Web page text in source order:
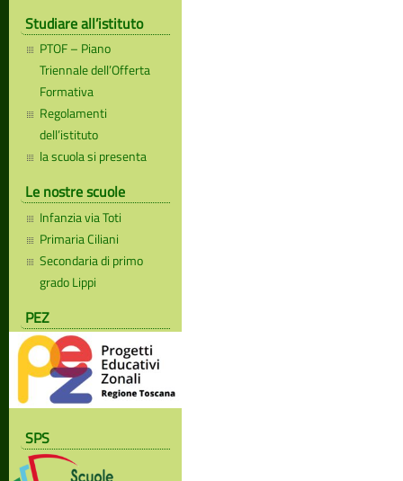
Studiare all’istituto
PTOF – Piano
Triennale dell’Offerta
Formativa
Regolamenti
dell’istituto
la scuola si presenta
Le nostre scuole
Infanzia via Toti
Primaria Ciliani
Secondaria di primo
grado Lippi
PEZ
SPS